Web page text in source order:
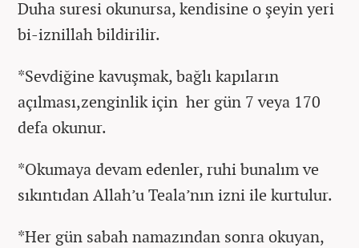
Duha suresi okunursa, kendisine o şeyin yeri
bi-iznillah bildirilir.
*Sevdiğine kavuşmak, bağlı kapıların
açılması,zenginlik için her gün 7 veya 170
defa okunur.
*Okumaya devam edenler, ruhi bunalım ve
sıkıntıdan Allah’u Teala’nın izni ile kurtulur.
*Her gün sabah namazından sonra okuyan,